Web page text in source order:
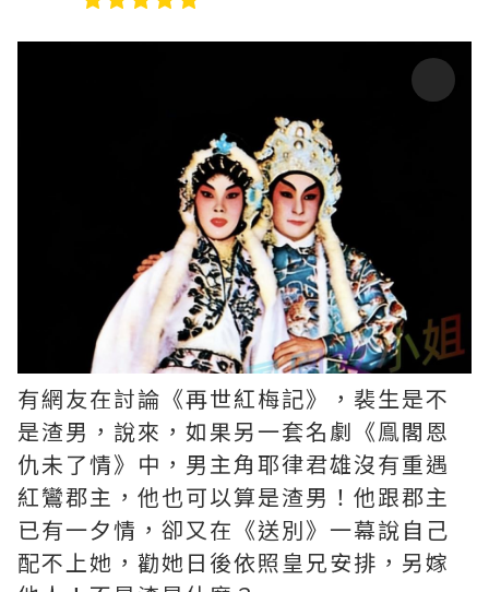
有網友在討論《再世紅梅記》，裴生是不
是渣男，說來，如果另一套名劇《鳯閣恩
仇未了情》中，男主角耶律君雄沒有重遇
紅鸞郡主，他也可以算是渣男！他跟郡主
已有一夕情，卻又在《送別》一幕說自己
配不上她，勸她日後依照皇兄安排，另嫁